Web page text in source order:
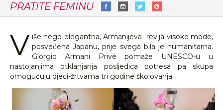
PRATITE FEMINU
V iše nego elegantna, Armanijeva revija visoke mode,
posvećena Japanu, prije svega bila je humanitarna.
Giorgio Armani Privé pomaže UNESCO-u u
nastojanjima otklanjanja posljedica potresa pa skupa
omogućuju djeci-žrtvama tri godine školovanja